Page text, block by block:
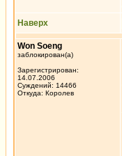
Наверх
Won Soeng
заблокирован(а)
Зарегистрирован:
14.07.2006
Суждений: 14466
Откуда: Королев